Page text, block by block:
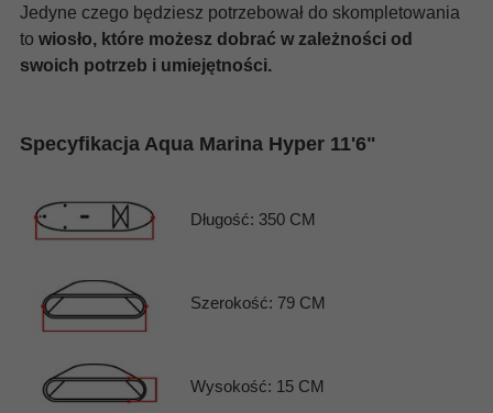
Jedyne czego będziesz potrzebował do skompletowania
to wiosło, które możesz dobrać w zależności od
swoich potrzeb i umiejętności.
Specyfikacja Aqua Marina Hyper 11'6"
Długość: 350 CM
Szerokość: 79 CM
Wysokość: 15 CM